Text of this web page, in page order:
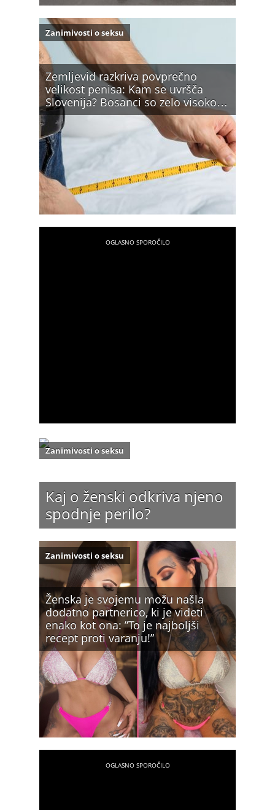
Zemljevid razkriva povprečno
velikost penisa: Kam se uvršča
Slovenija? Bosanci so zelo visoko…
Zanimivosti o seksu
Kaj o ženski odkriva njeno
spodnje perilo?
Zanimivosti o seksu
Ženska je svojemu možu našla
dodatno partnerico, ki je videti
enako kot ona: ”To je najboljši
recept proti varanju!”
Zanimivosti o seksu